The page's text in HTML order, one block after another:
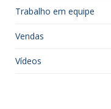
Trabalho em equipe
Vendas
Vídeos